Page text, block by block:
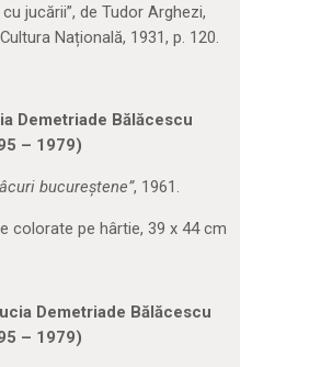
cu jucării”, de Tudor Arghezi,
Națională, 1931, p. 120.
Demetriade Bălăcescu
– 1979)
bucureștene”, 1961.
colorate pe hârtie, 39 x 44 cm
Demetriade Bălăcescu
– 1979)